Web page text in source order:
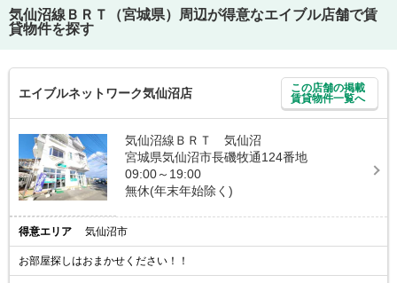
気仙沼線ＢＲＴ（宮城県）
周辺が得意なエイブル店舗で賃
貸物件を探す
エイブルネットワーク気仙沼店
この店舗の掲載
賃貸物件一覧へ
気仙沼線ＢＲＴ 気仙沼
宮城県気仙沼市長磯牧通124番地
09:00～19:00
無休(年末年始除く)
得意エリア 気仙沼市
お部屋探しはおまかせください！！